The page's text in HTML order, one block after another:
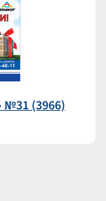
№31 (3966)